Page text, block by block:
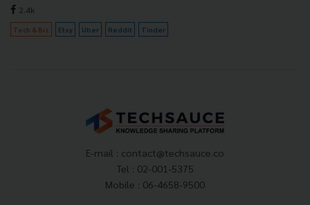
2.4k
Tech & Biz Etsy Uber Reddit Tinder
E-mail : contact@techsauce.co
Tel : 02-001-5375
Mobile : 06-4658-9500